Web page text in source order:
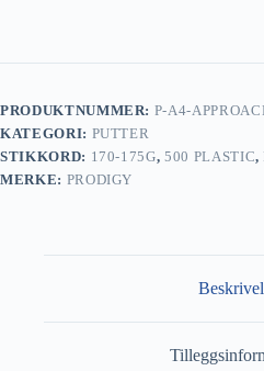
PRODUKTNUMMER: P-A4-
KATEGORI: PUTTER
STIKKORD: 170-175G,500 PLASTIC,
MERKE: PRODIGY